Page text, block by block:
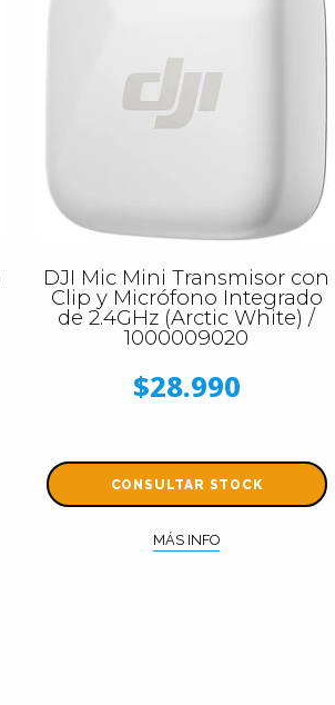
DJI Mic Mini Transmisor con
Clip y Micrófono Integrado
de 2.4GHz (Arctic White) /
1000009020
$28.990
CONSULTAR STOCK
MÁS INFO